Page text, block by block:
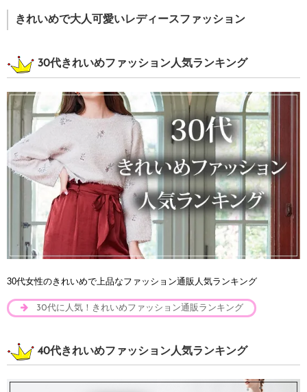
きれいめで大人可愛いレディースファッション
30代きれいめファッション人気ランキング
30代女性のきれいめで上品なファッション通販人気ランキング
30代に人気！きれいめファッション通販ランキング
40代きれいめファッション人気ランキング